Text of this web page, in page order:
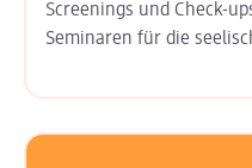
Screenings und Check-
Semi­naren für die